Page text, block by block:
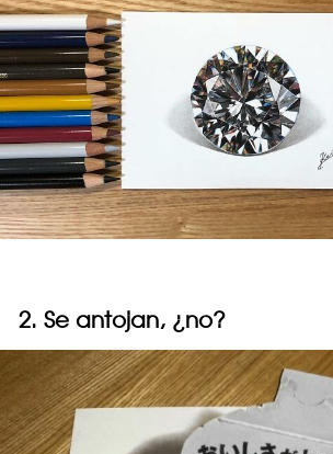
2. Se antojan, ¿no?